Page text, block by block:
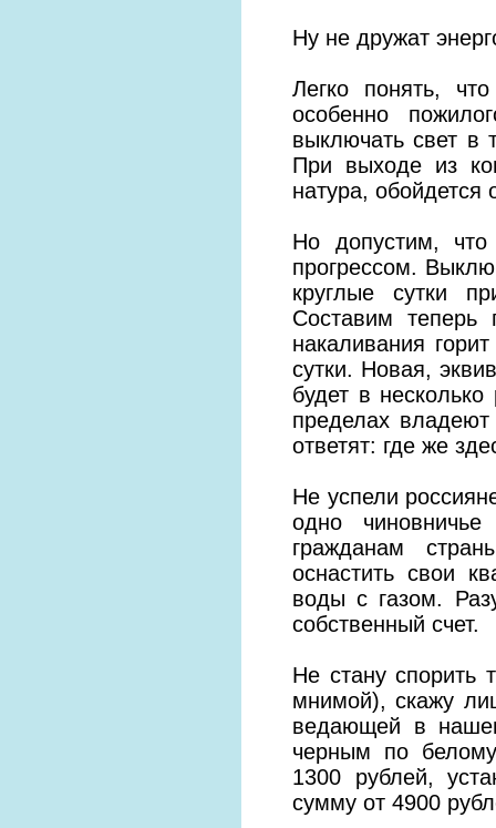
Ну не дружат
Легко понять,
особенно
выключать свет в
При выходе из
натура, обойдется
Но допустим, что
прогрессом.
круглые сутки
Составим теперь
накаливания
сутки. Новая,
будет в
пределах
ответят: где же
Не успели
одно
гражданам
оснастить свои
воды с газом.
собственный счет.
Не стану спорить
мнимой), скажу
ведающей в
черным по
1300 рублей,
сумму от 4900